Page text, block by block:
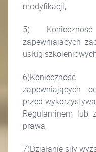
modyfikacji,
5)
zapewniających
usług
zapewniających
przed
Regulaminem lub
prawa,
7)Działanie siły